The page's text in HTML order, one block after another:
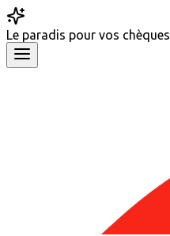
Le paradis pour vos chèques